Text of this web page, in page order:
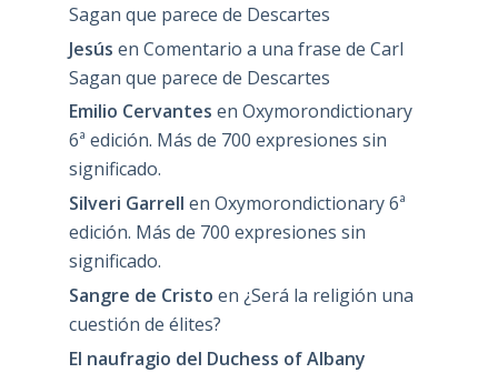
Sagan que parece de Descartes
Jesús en Comentario a una frase de Carl
Sagan que parece de Descartes
Emilio Cervantes en Oxymorondictionary
6ª edición. Más de 700 expresiones sin
significado.
Silveri Garrell en Oxymorondictionary 6ª
edición. Más de 700 expresiones sin
significado.
Sangre de Cristo en ¿Será la religión una
cuestión de élites?
El naufragio del Duchess of Albany